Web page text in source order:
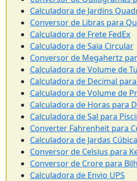
Calculadora de Jardins
Conversor de Libras para
Calculadora de Frete FedEx
Calculadora de Saia Circular
Conversor de Megahertz
Calculadora de Volume de
Calculadora de Decimal
Calculadora de Volume de
Calculadora de Horas para
Calculadora de Sal para
Converter Fahrenheit para
Calculadora de Jardas
Conversor de Celsius para
Conversor de Crore para
Calculadora de Envio UPS